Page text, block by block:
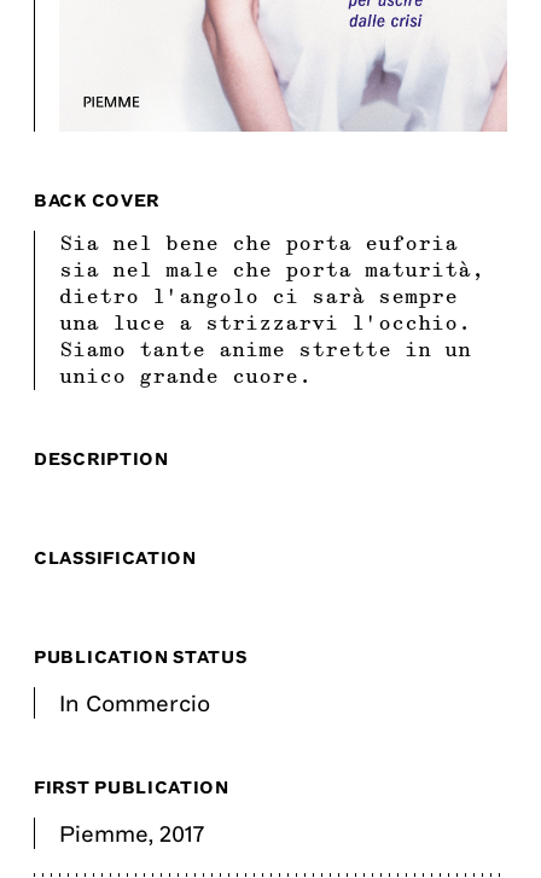
BACK COVER
Sia nel bene che porta euforia
sia nel male che porta maturità,
dietro l'angolo ci sarà sempre
una luce a strizzarvi l'occhio.
Siamo tante anime strette in un
unico grande cuore.
DESCRIPTION
CLASSIFICATION
PUBLICATION STATUS
In Commercio
FIRST PUBLICATION
Piemme, 2017